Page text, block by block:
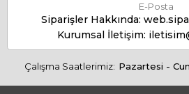
E-Posta
Siparişler Hakkında:
Kurumsal İletişim:
Çalışma Saatlerimiz: Pazartesi -